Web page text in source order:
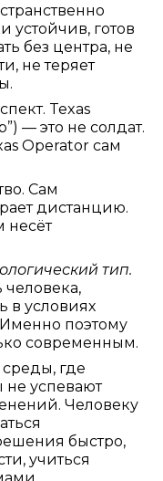
устойчив, готов
без центра, не
не теряет
Texas
— это не солдат.
Operator сам
Сам
дистанцию.
несёт
тип.
человека,
в условиях
поэтому
современным.
где
не успевают
Человеку
быстро,
учиться